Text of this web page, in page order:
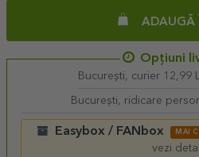
ADAUGĂ
Opțiuni
București, curier 12,99
București, ridicare
Easybox / FANbox MAI
vezi